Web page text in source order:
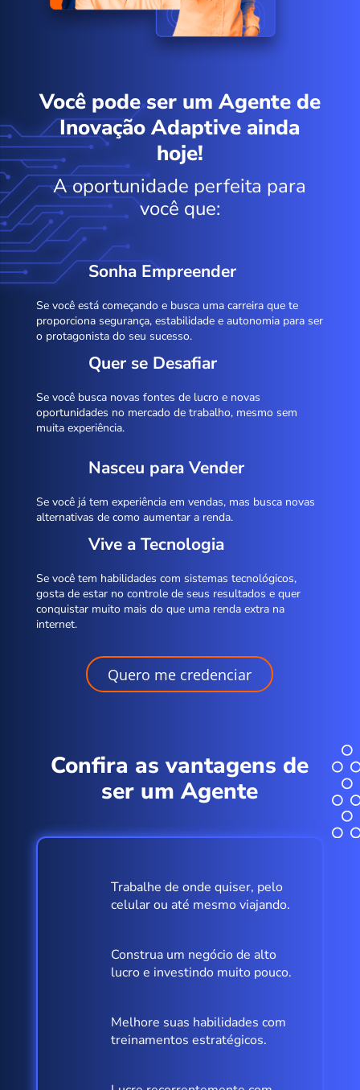
Você pode ser um Agente de
Inovação Adaptive ainda
hoje!
A oportunidade perfeita para
você que:
Sonha Empreender
Se você está começando e busca uma carreira que te
proporciona segurança, estabilidade e autonomia para ser
o protagonista do seu sucesso.
Quer se Desafiar
Se você busca novas fontes de lucro e novas
oportunidades no mercado de trabalho, mesmo sem
muita experiência.
Nasceu para Vender
Se você já tem experiência em vendas, mas busca novas
alternativas de como aumentar a renda.
Vive a Tecnologia
Se você tem habilidades com sistemas tecnológicos,
gosta de estar no controle de seus resultados e quer
conquistar muito mais do que uma renda extra na
internet.
Quero me credenciar
Confira as vantagens de
ser um Agente
Trabalhe de onde quiser, pelo
celular ou até mesmo viajando.
Construa um negócio de alto
lucro e investindo muito pouco.
Melhore suas habilidades com
treinamentos estratégicos.